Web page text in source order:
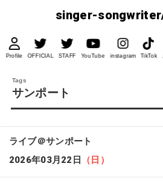
singer-
Profile OFFICIAL STAFF YouTube instagram TikTok
サンポート
ライブ＠サンポート
2026年03月22日 （日）